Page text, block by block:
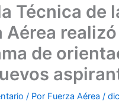
Técnica de
Aérea realizó
de
/ Por Fuerza Aérea/